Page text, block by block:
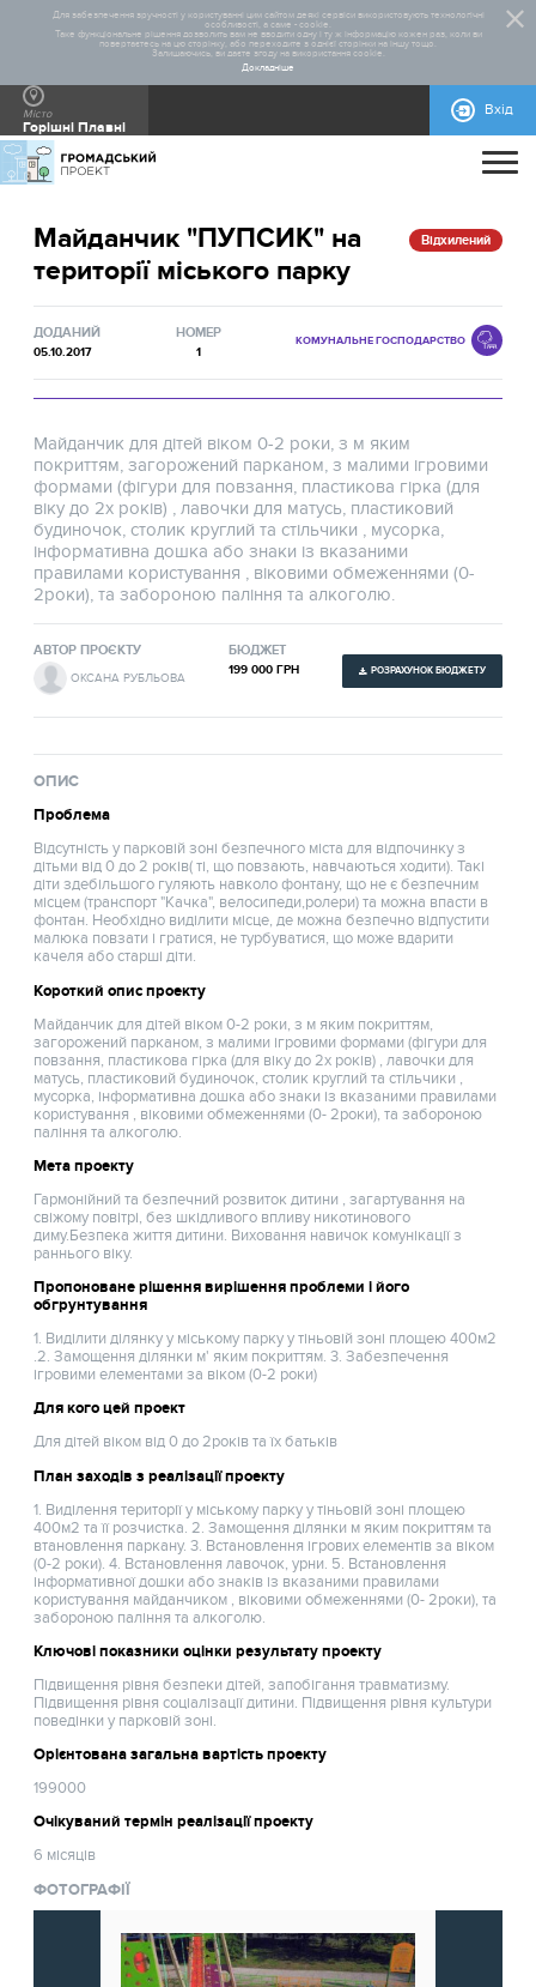
Для забезпечення зручності у користуванні цим сайтом деякі сервіси використовують технологічні
особливості, а саме - cookie.
Таке функціональне рішення дозволить вам не вводити одну і ту ж інформацію кожен раз, коли ви
повертаєтесь на цю сторінку, або переходите з однієї сторінки на іншу тощо.
Залишаючись, ви даєте згоду на використання cookie.
Докладніше
Місто
Горішні Плавні
Вхід
ПРО ПРОЄКТ
ЗАГАЛЬНА ІНФОРМАЦІЯ
СТАТИСТИКА
РЕАЛІЗОВАНІ ПРОЄКТИ
ДОПОМОГА
Майданчик "ПУПСИК" на
території міського парку
Відхилений
ДОДАНИЙ
05.10.2017
НОМЕР
1
КОМУНАЛЬНЕ ГОСПОДАРСТВО
Майданчик для дітей віком 0-2 роки, з м яким
покриттям, загорожений парканом, з малими ігровими
формами (фігури для повзання, пластикова гірка (для
віку до 2х років) , лавочки для матусь, пластиковий
будиночок, столик круглий та стільчики , мусорка,
інформативна дошка або знаки із вказаними
правилами користування , віковими обмеженнями (0-
2роки), та забороною паління та алкоголю.
АВТОР ПРОЄКТУ
ОКСАНА РУБЛЬОВА
БЮДЖЕТ
199 000 ГРН РОЗРАХУНОК БЮДЖЕТУ
ОПИС
Проблема
Відсутність у парковій зоні безпечного міста для відпочинку з
дітьми від 0 до 2 років( ті, що повзають, навчаються ходити). Такі
діти здебільшого гуляють навколо фонтану, що не є безпечним
місцем (транспорт "Качка", велосипеди,ролери) та можна впасти в
фонтан. Необхідно виділити місце, де можна безпечно відпустити
малюка повзати і гратися, не турбуватися, що може вдарити
качеля або старші діти.
Короткий опис проекту
Майданчик для дітей віком 0-2 роки, з м яким покриттям,
загорожений парканом, з малими ігровими формами (фігури для
повзання, пластикова гірка (для віку до 2х років) , лавочки для
матусь, пластиковий будиночок, столик круглий та стільчики ,
мусорка, інформативна дошка або знаки із вказаними правилами
користування , віковими обмеженнями (0- 2роки), та забороною
паління та алкоголю.
Мета проекту
Гармонійний та безпечний розвиток дитини , загартування на
свіжому повітрі, без шкідливого впливу никотинового
диму.Безпека життя дитини. Виховання навичок комунікації з
раннього віку.
Пропоноване рішення вирішення проблеми і його
обгрунтування
1. Виділити ділянку у міському парку у тіньовій зоні площею 400м2
.2. Замощення ділянки м' яким покриттям. 3. Забезпечення
ігровими елементами за віком (0-2 роки)
Для кого цей проект
Для дітей віком від 0 до 2років та їх батьків
План заходів з реалізації проекту
1. Виділення території у міському парку у тіньовій зоні площею
400м2 та її розчистка. 2. Замощення ділянки м яким покриттям та
втановлення паркану. 3. Встановлення ігрових елементів за віком
(0-2 роки). 4. Встановлення лавочок, урни. 5. Встановлення
інформативної дошки або знаків із вказаними правилами
користування майданчиком , віковими обмеженнями (0- 2роки), та
забороною паління та алкоголю.
Ключові показники оцінки результату проекту
Підвищення рівня безпеки дітей, запобігання травматизму.
Підвищення рівня соціалізації дитини. Підвищення рівня культури
поведінки у парковій зоні.
Орієнтована загальна вартість проекту
199000
Очікуваний термін реалізації проекту
6 місяців
ФОТОГРАФІЇ